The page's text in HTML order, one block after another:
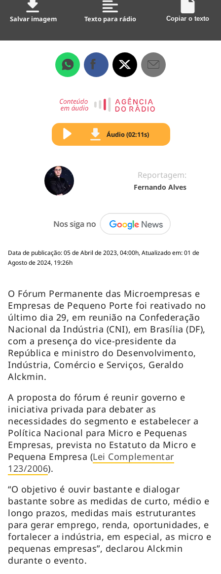
Salvar imagem Texto para rádio Copiar o texto
Áudio (02:11s)
Reportagem:
Fernando Alves
Data de publicação: 05 de Abril de 2023, 04:00h, Atualizado em: 01 de
Agosto de 2024, 19:26h
O Fórum Permanente das Microempresas e
Empresas de Pequeno Porte foi reativado no
último dia 29, em reunião na Confederação
Nacional da Indústria (CNI), em Brasília (DF),
com a presença do vice-presidente da
República e ministro do Desenvolvimento,
Indústria, Comércio e Serviços, Geraldo
Alckmin.
A proposta do fórum é reunir governo e
iniciativa privada para debater as
necessidades do segmento e estabelecer a
Política Nacional para Micro e Pequenas
Empresas, prevista no Estatuto da Micro e
Pequena Empresa (Lei Complementar
123/2006).
“O objetivo é ouvir bastante e dialogar
bastante sobre as medidas de curto, médio e
longo prazos, medidas mais estruturantes
para gerar emprego, renda, oportunidades, e
fortalecer a indústria, em especial, as micro e
pequenas empresas”, declarou Alckmin
durante o evento.